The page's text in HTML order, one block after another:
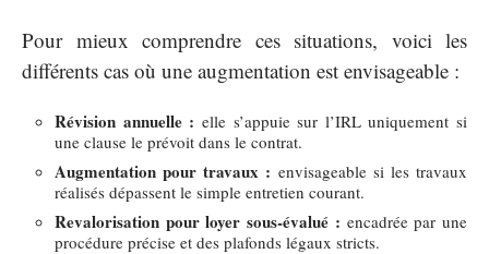
Pour mieux comprendre ces situations, voici les
différents cas où une augmentation est envisageable :
Révision annuelle : elle s’appuie sur l’IRL uniquement si
une clause le prévoit dans le contrat.
Augmentation pour travaux : envisageable si les travaux
réalisés dépassent le simple entretien courant.
Revalorisation pour loyer sous-évalué : encadrée par une
procédure précise et des plafonds légaux stricts.